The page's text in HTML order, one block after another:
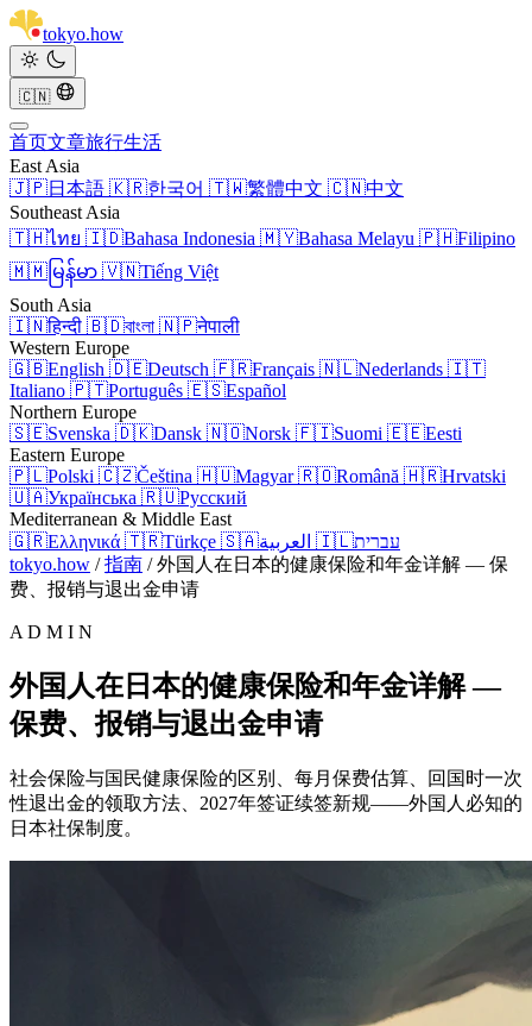
tokyo.how
🇨🇳
首页文章旅行生活
East Asia
🇯🇵日本語 🇰🇷한국어 🇹🇼繁體中文 🇨🇳中文
Southeast Asia
🇹🇭ไทย 🇮🇩Bahasa Indonesia 🇲🇾Bahasa Melayu 🇵🇭Filipino
🇲🇲 မြန်မာ 🇻🇳Tiếng Việt
South Asia
🇮🇳हिन्दी 🇧🇩বাংলা 🇳🇵नेपाली
Western Europe
🇬🇧English 🇩🇪Deutsch 🇫🇷Français 🇳🇱Nederlands 🇮🇹
Italiano 🇵🇹Português 🇪🇸Español
Northern Europe
🇸🇪Svenska 🇩🇰Dansk 🇳🇴Norsk 🇫🇮Suomi 🇪🇪Eesti
Eastern Europe
🇵🇱Polski 🇨🇿Čeština 🇭🇺Magyar🇷🇴Română 🇭🇷Hrvatski
🇺🇦Українська 🇷🇺Русский
Mediterranean & Middle East
🇬🇷Ελληνικά 🇹🇷Türkçe 🇸🇦 🇮🇱עברית
tokyo.how / 指南 / 外国人在日本的健康保险和年金详解 — 保
费、报销与退出金申请
A D M I N
外国人在日本的健康保险和年金详解 —
保费、报销与退出金申请
社会保险与国民健康保险的区别、每月保费估算、回国时一次
性退出金的领取方法、2027年签证续签新规——外国人必知的
日本社保制度。